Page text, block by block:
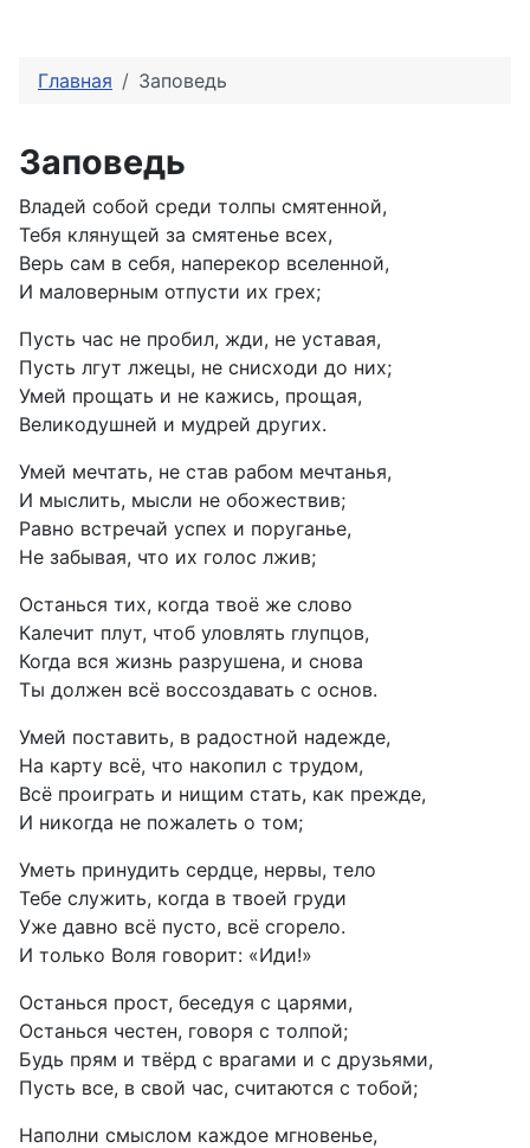
Главная Заповедь
Заповедь
Владей собой среди толпы смятенной,
Тебя клянущей за смятенье всех,
Верь сам в себя, наперекор вселенной,
И маловерным отпусти их грех;
Пусть час не пробил, жди, не уставая,
Пусть лгут лжецы, не снисходи до них;
Умей прощать и не кажись, прощая,
Великодушней и мудрей других.
Умей мечтать, не став рабом мечтанья,
И мыслить, мысли не обожествив;
Равно встречай успех и поруганье,
Не забывая, что их голос лжив;
Останься тих, когда твоё же слово
Калечит плут, чтоб уловлять глупцов,
Когда вся жизнь разрушена, и снова
Ты должен всё воссоздавать с основ.
Умей поставить, в радостной надежде,
На карту всё, что накопил с трудом,
Всё проиграть и нищим стать, как прежде,
И никогда не пожалеть о том;
Уметь принудить сердце, нервы, тело
Тебе служить, когда в твоей груди
Уже давно всё пусто, всё сгорело.
И только Воля говорит: «Иди!»
Останься прост, беседуя с царями,
Останься честен, говоря с толпой;
Будь прям и твёрд с врагами и с друзьями,
Пусть все, в свой час, считаются с тобой;
Наполни смыслом каждое мгновенье,